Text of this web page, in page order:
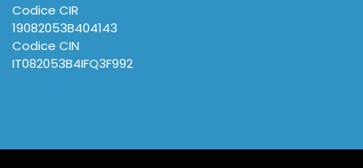
Codice CIR
19082053B404143
Codice CIN
IT082053B4IFQ3F992